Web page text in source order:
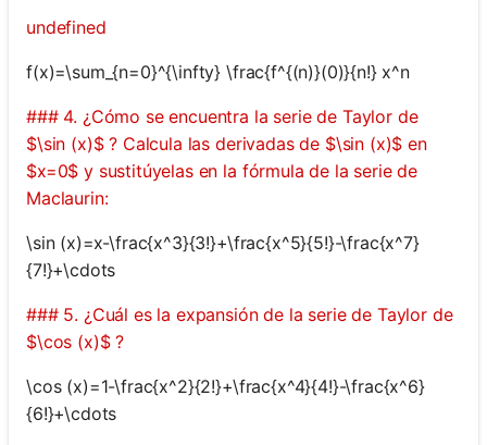
undefined
f(x)=\sum_{n=0}^{\infty} \frac{f^{(n)}(0)}{n!} x^n
### 4. ¿Cómo se encuentra la serie de Taylor de
$\sin (x)$ ? Calcula las derivadas de $\sin (x)$ en
$x=0$ y sustitúyelas en la fórmula de la serie de
Maclaurin:
\sin (x)=x-\frac{x^3}{3!}+\frac{x^5}{5!}-\frac{x^7}
{7!}+\cdots
### 5. ¿Cuál es la expansión de la serie de Taylor de
$\cos (x)$ ?
\cos (x)=1-\frac{x^2}{2!}+\frac{x^4}{4!}-\frac{x^6}
{6!}+\cdots